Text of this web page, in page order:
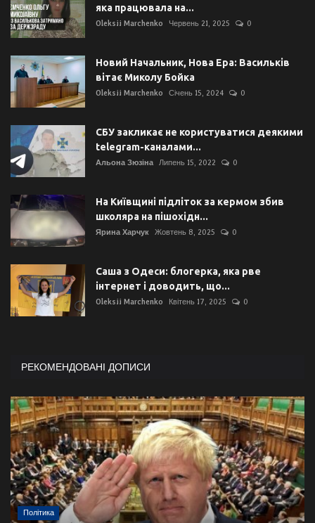
яка працювала на...
Oleksii Marchenko Червень 21, 2025 0
Новий Начальник, Нова Ера: Васильків
вітає Миколу Бойка
Oleksii Marchenko Січень 15, 2024 0
СБУ закликає не користуватися деякими
telegram-каналами...
Альона Зюзіна Липень 15, 2022 0
На Київщині підліток за кермом збив
школяра на пішохідн...
Ярина Харчук Жовтень 8, 2025 0
Саша з Одеси: блогерка, яка рве
інтернет і доводить, що...
Oleksii Marchenko Квітень 17, 2025 0
РЕКОМЕНДОВАНІ ДОПИСИ
Політика